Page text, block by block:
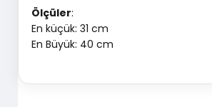
Ölçüler:
En küçük: 31 cm
En Büyük: 40 cm